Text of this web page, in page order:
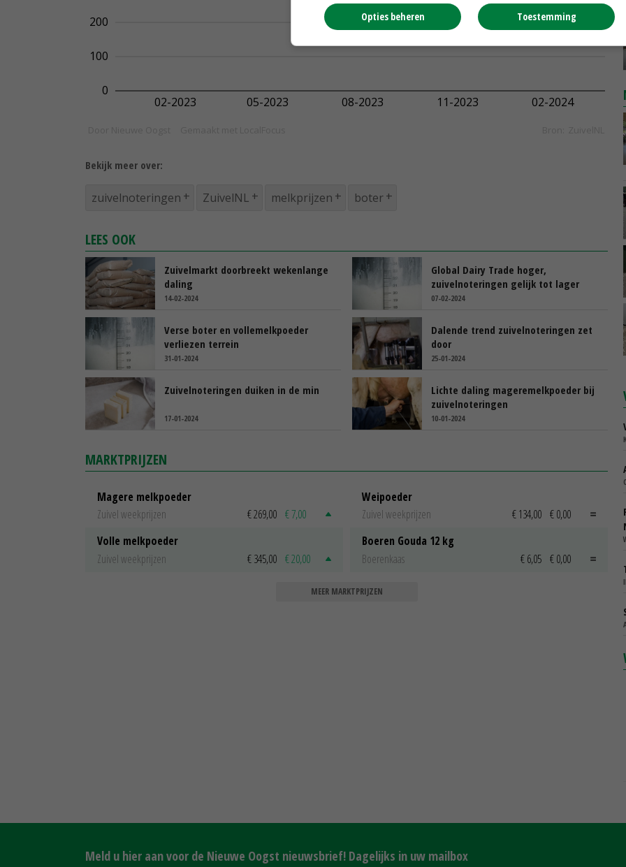
Bekijk meer over:
zuivelnoteringen ZuivelNL melkprijzen boter
LEES OOK
Zuivelmarkt doorbreekt wekenlange
daling
14-02-2024
Global Dairy Trade hoger,
zuivelnoteringen gelijk tot lager
07-02-2024
Verse boter en vollemelkpoeder
verliezen terrein
31-01-2024
Dalende trend zuivelnoteringen zet
door
25-01-2024
Zuivelnoteringen duiken in de min
17-01-2024
Lichte daling mageremelkpoeder bij
zuivelnoteringen
10-01-2024
MARKTPRIJZEN
Magere melkpoeder
Zuivel weekprijzen
€ 269,00 € 7,00
Volle melkpoeder
Zuivel weekprijzen
€ 345,00 € 20,00
Weipoeder
Zuivel weekprijzen
€ 134,00 € 0,00
Boeren Gouda 12 kg
Boerenkaas
€ 6,05 € 0,00
MEER MARKTPRIJZEN
Meld u hier aan voor de Nieuwe Oogst nieuwsbrief! Dagelijks in uw mailbox
Toestemming
Opties beheren